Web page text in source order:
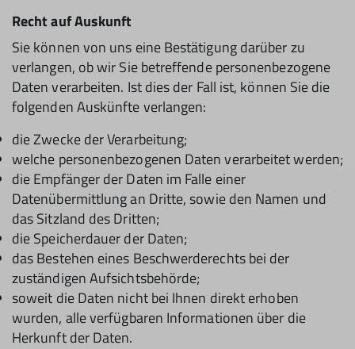
Recht auf Auskunft
Sie können von uns eine Bestätigung darüber zu
verlangen, ob wir Sie betreffende personenbezogene
Daten verarbeiten. Ist dies der Fall ist, können Sie die
folgenden Auskünfte verlangen:
die Zwecke der Verarbeitung;
welche personenbezogenen Daten verarbeitet werden;
die Empfänger der Daten im Falle einer
Datenübermittlung an Dritte, sowie den Namen und
das Sitzland des Dritten;
die Speicherdauer der Daten;
das Bestehen eines Beschwerderechts bei der
zuständigen Aufsichtsbehörde;
soweit die Daten nicht bei Ihnen direkt erhoben
wurden, alle verfügbaren Informationen über die
Herkunft der Daten.